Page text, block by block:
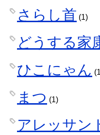
さらし首 (1)
どうする家
ひこにゃん
まつ (1)
アレッサン